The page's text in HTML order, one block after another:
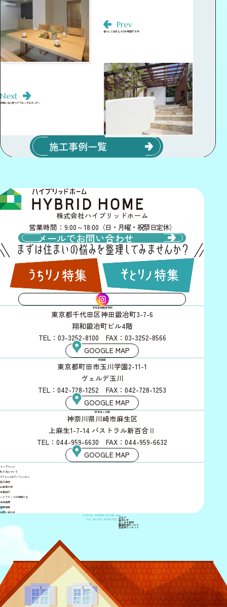
Prev
暮らしと好きなものが同居する家
Next
時間と共に育つアプローチ＆ガーデン
施工事例一覧
株式会社ハイブリッドホーム
営業時間：9:00～18:00 （日・月曜・祝祭日定休）
メールでお問い合わせ
INSTAGRAM
本社首都圏事業部
東京都千代田区神田鍛冶町3-7-6
翔和鍛冶町ビル4階
TEL：03-3252-8100 FAX：03-3252-8566
GOOGLE MAP
町田店
東京都町田市玉川学園2-11-1
ヴェルデ玉川
TEL：042-728-1252 FAX：042-728-1253
GOOGLE MAP
新百合ヶ丘店
神奈川県川崎市麻生区
上麻生1-7-14 パストラル新百合Ⅱ
TEL：044-959-6630 FAX：044-959-6632
GOOGLE MAP
トップページ
私たちについて
リフォーム＆リノベーション
施工事例
お客様の声
社員紹介
ハイブリッドの仲間たち
会社概要
採用情報
お問い合わせ
ブログ
お知らせ
よくある質問
動画配信サービス
お客様アンケート
©2026 HYBRID HOME INC.
ALL RIGHTS RESERVED.